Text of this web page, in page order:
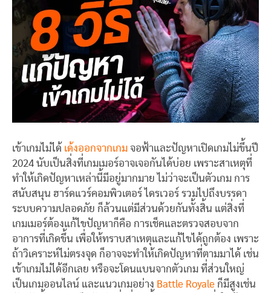
เข้าเกมไม่ได้ เด้งออกจากเกม จอฟ้าและปัญหาเปิดเกมไม่ขึ้นปี
2024 นับเป็นสิ่งที่เกมเมอร์อาจเจอกันได้บ่อย เพราะสาเหตุที่
ทำให้เกิดปัญหาเหล่านี้มีอยู่มากมาย ไม่ว่าจะเป็นตัวเกม การ
สนับสนุน ฮาร์ดแวร์คอมพิวเตอร์ ไดรเวอร์ รวมไปถึงบรรดา
ระบบความปลอดภัย ก็ล้วนแต่มีส่วนด้วยกันทั้งสิ้น แต่สิ่งที่
เกมเมอร์ต้องแก้ไขปัญหาก็คือ การเช็คและตรวจสอบจาก
อาการที่เกิดขึ้น เพื่อให้ทราบสาเหตุและแก้ไขได้ถูกต้อง เพราะ
ถ้าวิเคราะห์ไม่ตรงจุด ก็อาจจะทำให้เกิดปัญหาที่ตามมาได้ เช่น
เข้าเกมไม่ได้อีกเลย หรือจะโดนแบนจากตัวเกม ที่ส่วนใหญ่
เป็นเกมออนไลน์ และแนวเกมอย่าง Battle Royale ก็มีสูงเช่น